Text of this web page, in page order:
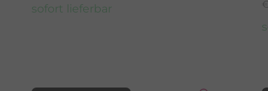
sofort lieferbar